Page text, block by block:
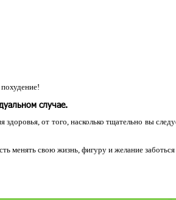
случае.
здоровья, от того, насколько тщательно вы
менять свою жизнь, фигуру и желание